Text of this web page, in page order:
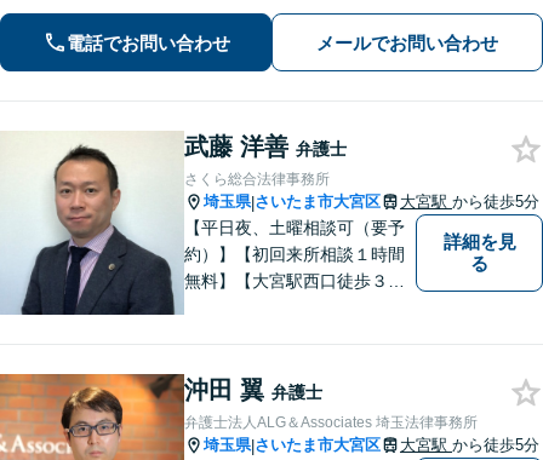
電話でお問い合わせ メールでお問い合わせ
武藤 洋善 弁護士
さくら総合法律事務所
埼玉県|さいたま市大宮区 大宮駅 から徒歩5分
【平日夜、土曜相談可（要予
約）】【初回来所相談１時間
無料】【大宮駅西口徒歩３分
トーにしています。
詳細を見
る
沖田 翼 弁護士
弁護士法人ALG＆Associates 埼玉法律事務所
埼玉県|さいたま市大宮区 大宮駅 から徒歩5分